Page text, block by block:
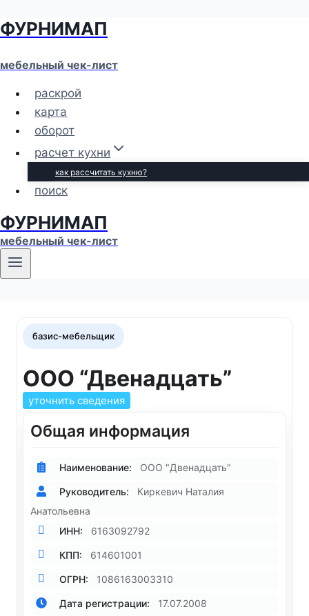
Перейти
содержимому
ФУРНИМАП
мебельный чек-лист
раскрой
карта
оборот
расчет кухни
как рассчитать кухню?
поиск
ФУРНИМАП
мебельный чек-лист
базис-мебельщик
ООО “Двенадцать”
уточнить сведения
Общая информация
Наименование: ООО "Двенадцать"
Руководитель:
Киркевич Наталия
Анатольевна
ИНН:
6163092792
КПП: 614601001
ОГРН: 1086163003310
Дата регистрации: 17.07.2008